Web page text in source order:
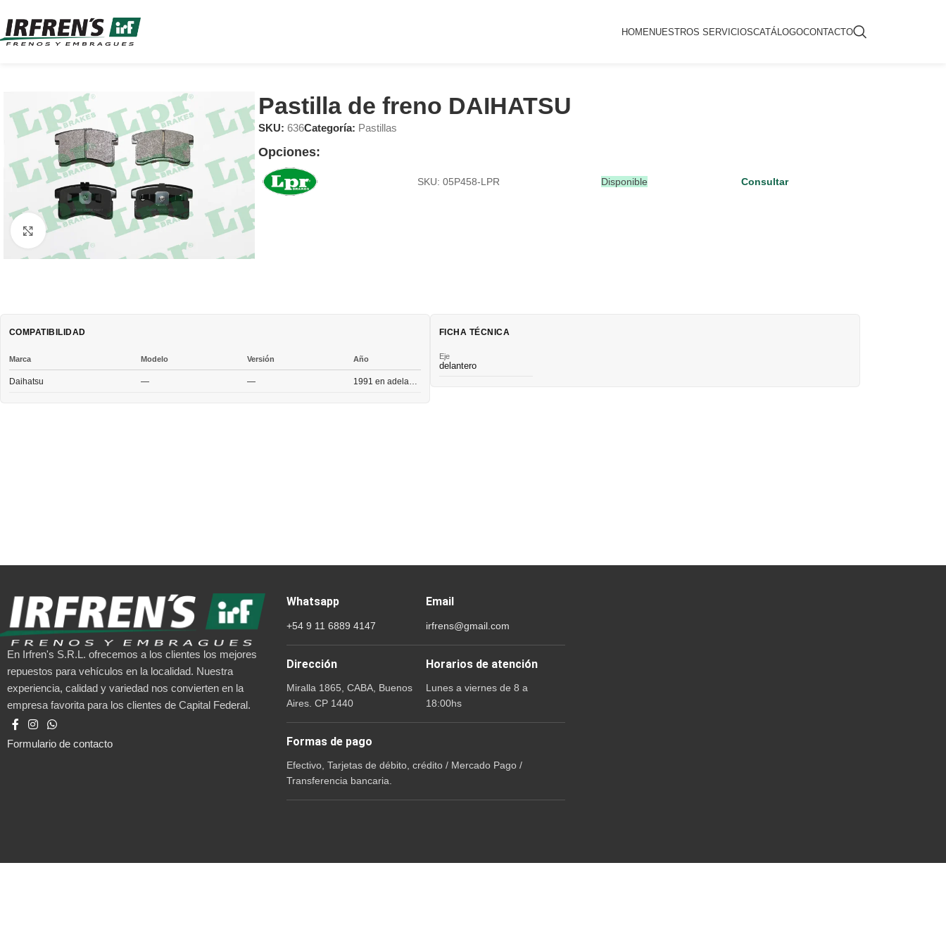
HOMENUESTROS SERVICIOSCATÁLOGOCONTACTO
Clic para ampliar
Pastilla de freno DAIHATSU
SKU: 636Categoría: Pastillas
Opciones:
SKU: 05P458-LPR Disponible Consultar
COMPATIBILIDAD
Marca Modelo Versión Año
Daihatsu — —
FICHA TÉCNICA
Eje
delantero
En Irfren's S.R.L. ofrecemos a los clientes los mejores
repuestos para vehículos en la localidad. Nuestra
experiencia, calidad y variedad nos convierten en la
empresa favorita para los clientes de Capital Federal.
Formulario de contacto
Whatsapp
+54 9 11 6889 4147
Email
irfrens@gmail.com
Dirección
Miralla 1865, CABA, Buenos
Aires. CP 1440
Horarios de atención
Lunes a viernes de 8 a
18:00hs
Formas de pago
Efectivo, Tarjetas de débito, crédito / Mercado Pago /
Transferencia bancaria.